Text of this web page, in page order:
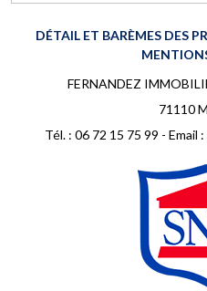
DÉTAIL ET BARÈMES DES
FERNANDEZ
71110
Tél. : 06 72 15 75 99 - Email :